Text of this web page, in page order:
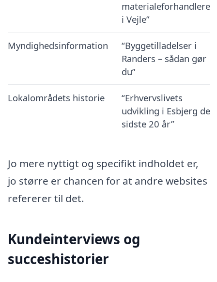
materialeforhandlere
i Vejle”
Myndighedsinformation
“Byggetilladelser i
Randers – sådan gør
du”
Lokalområdets historie
“Erhvervslivets
udvikling i Esbjerg de
sidste 20 år”
Jo mere nyttigt og specifikt indholdet er,
jo større er chancen for at andre websites
refererer til det.
Kundeinterviews og
succeshistorier